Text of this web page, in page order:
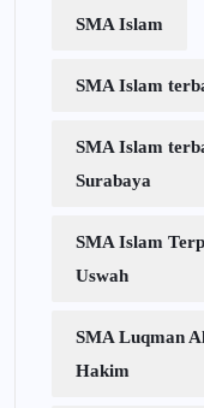
SMA Islam
SMA Islam
SMA Islam
Surabaya
SMA Islam
Uswah
SMA Luqman
Hakim